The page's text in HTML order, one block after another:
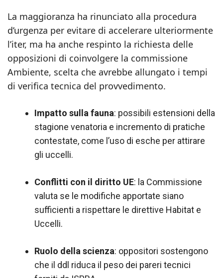
La maggioranza ha rinunciato alla procedura
d’urgenza per evitare di accelerare ulteriormente
l’iter, ma ha anche respinto la richiesta delle
opposizioni di coinvolgere la commissione
Ambiente, scelta che avrebbe allungato i tempi
di verifica tecnica del provvedimento.
Impatto sulla fauna: possibili estensioni della
stagione venatoria e incremento di pratiche
contestate, come l’uso di esche per attirare
gli uccelli.
Conflitti con il diritto UE: la Commissione
valuta se le modifiche apportate siano
sufficienti a rispettare le direttive Habitat e
Uccelli.
Ruolo della scienza: oppositori sostengono
che il ddl riduca il peso dei pareri tecnici